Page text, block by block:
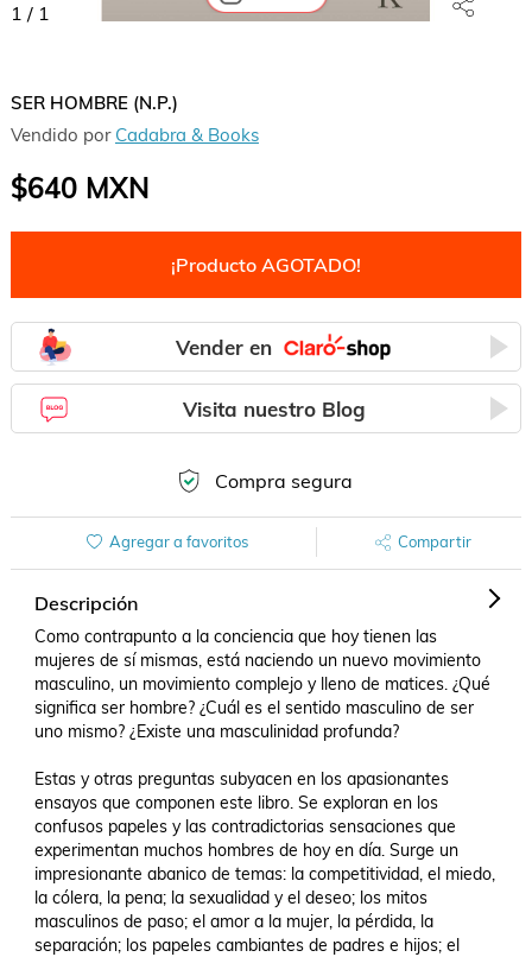
1 / 1
SER HOMBRE (N.P.)
Vendido por Cadabra & Books
$640MXN
¡Producto AGOTADO!
Vender en
Visita nuestro Blog
Compra segura
Agregar a favoritos Compartir
Descripción
Como contrapunto a la conciencia que hoy tienen las
mujeres de sí mismas, está naciendo un nuevo movimiento
masculino, un movimiento complejo y lleno de matices. ¿Qué
significa ser hombre? ¿Cuál es el sentido masculino de ser
uno mismo? ¿Existe una masculinidad profunda?
Estas y otras preguntas subyacen en los apasionantes
ensayos que componen este libro. Se exploran en los
confusos papeles y las contradictorias sensaciones que
experimentan muchos hombres de hoy en día. Surge un
impresionante abanico de temas: la competitividad, el miedo,
la cólera, la pena; la sexualidad y el deseo; los mitos
masculinos de paso; el amor a la mujer, la pérdida, la
separación; los papeles cambiantes de padres e hijos; el